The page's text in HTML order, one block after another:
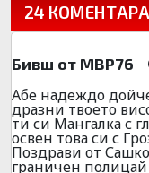
24 КОМЕНТАРА
Бивш от МВР76
Абе надеждо
дразни твоето
ти си Мангалка с
освен това си с
Поздрави от
граничен